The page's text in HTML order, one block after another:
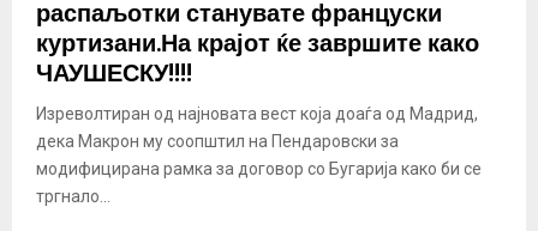
распаљотки станувате француски
куртизани.На крајот ќе завршите како
ЧАУШЕСКУ!!!!
Изреволтиран од најновата вест која доаѓа од Мадрид,
дека Макрон му соопштил на Пендаровски за
модифицирана рамка за договор со Бугарија како би се
тргнало...